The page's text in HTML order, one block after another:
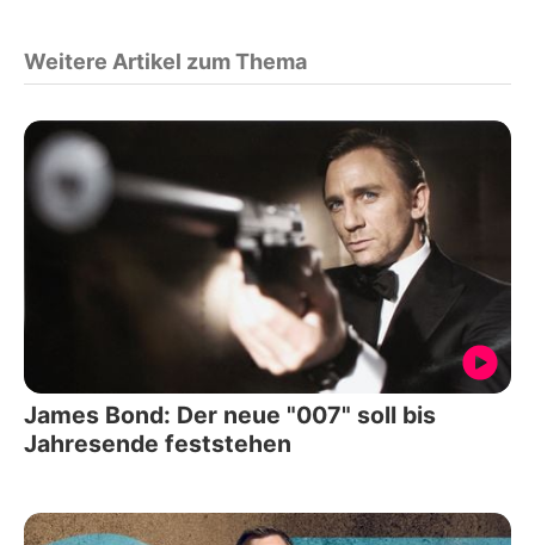
Weitere Artikel zum Thema
James Bond: Der neue "007" soll bis
Jahresende feststehen